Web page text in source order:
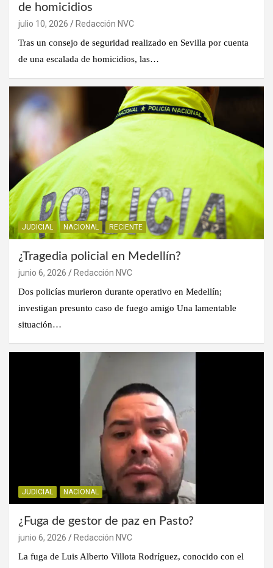
de homicidios
julio 10, 2026
Redacción NVC
Tras un consejo de seguridad realizado en Sevilla por cuenta
de una escalada de homicidios, las…
JUDICIAL NACIONAL RECIENTE
¿Tragedia policial en Medellín?
junio 6, 2026
Redacción NVC
Dos policías murieron durante operativo en Medellín;
investigan presunto caso de fuego amigo Una lamentable
situación…
JUDICIAL NACIONAL
¿Fuga de gestor de paz en Pasto?
junio 6, 2026
Redacción NVC
La fuga de Luis Alberto Villota Rodríguez, conocido con el